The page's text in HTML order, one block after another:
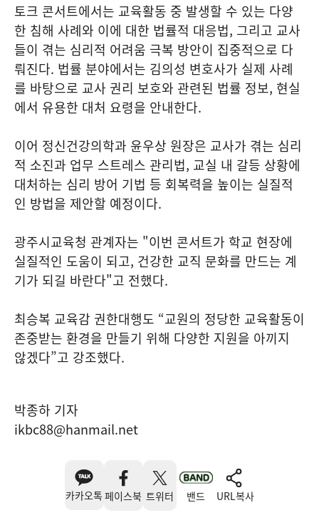
토크 콘서트에서는 교육활동 중 발생할 수 있는 다양
한 침해 사례와 이에 대한 법률적 대응법, 그리고 교사
들이 겪는 심리적 어려움 극복 방안이 집중적으로 다
뤄진다. 법률 분야에서는 김의성 변호사가 실제 사례
를 바탕으로 교사 권리 보호와 관련된 법률 정보, 현실
에서 유용한 대처 요령을 안내한다.
이어 정신건강의학과 윤우상 원장은 교사가 겪는 심리
적 소진과 업무 스트레스 관리법, 교실 내 갈등 상황에
대처하는 심리 방어 기법 등 회복력을 높이는 실질적
인 방법을 제안할 예정이다.
광주시교육청 관계자는 "이번 콘서트가 학교 현장에
실질적인 도움이 되고, 건강한 교직 문화를 만드는 계
기가 되길 바란다"고 전했다.
최승복 교육감 권한대행도 “교원의 정당한 교육활동이
존중받는 환경을 만들기 위해 다양한 지원을 아끼지
않겠다”고 강조했다.
박종하 기자
ikbc88@hanmail.net
카카오톡 페이스북 트위터 밴드 URL복사